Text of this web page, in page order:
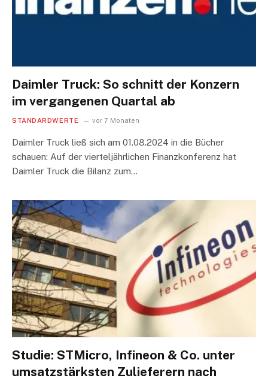
Daimler Truck: So schnitt der Konzern
im vergangenen Quartal ab
STANDARDWERTE vor 7 Monaten
Daimler Truck ließ sich am 01.08.2024 in die Bücher
schauen: Auf der vierteljährlichen Finanzkonferenz hat
Daimler Truck die Bilanz zum…
Studie: STMicro, Infineon & Co. unter
umsatzstärksten Zulieferern nach